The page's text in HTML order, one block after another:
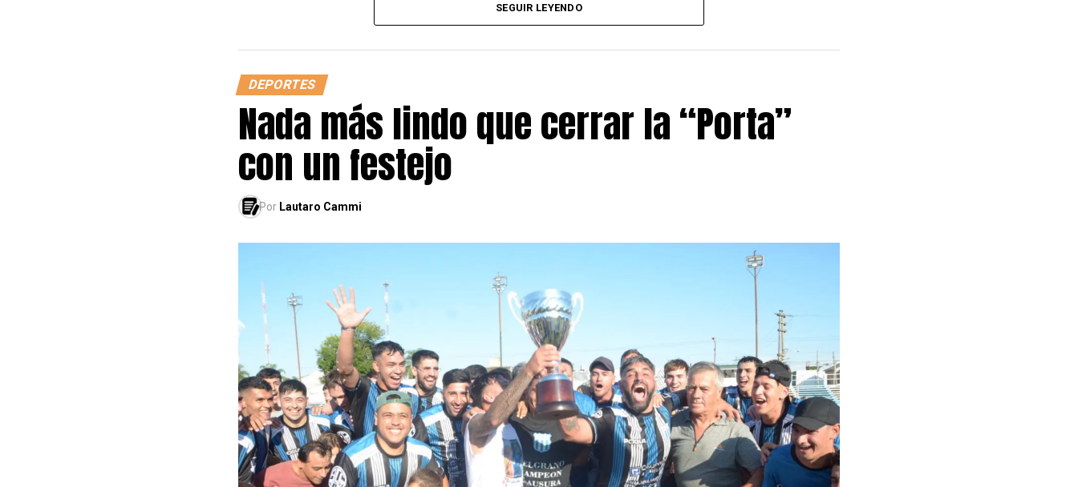
SEGUIR LEYENDO
DEPORTES
Nada más lindo que cerrar la “Porta”
con un festejo
Por Lautaro Cammi